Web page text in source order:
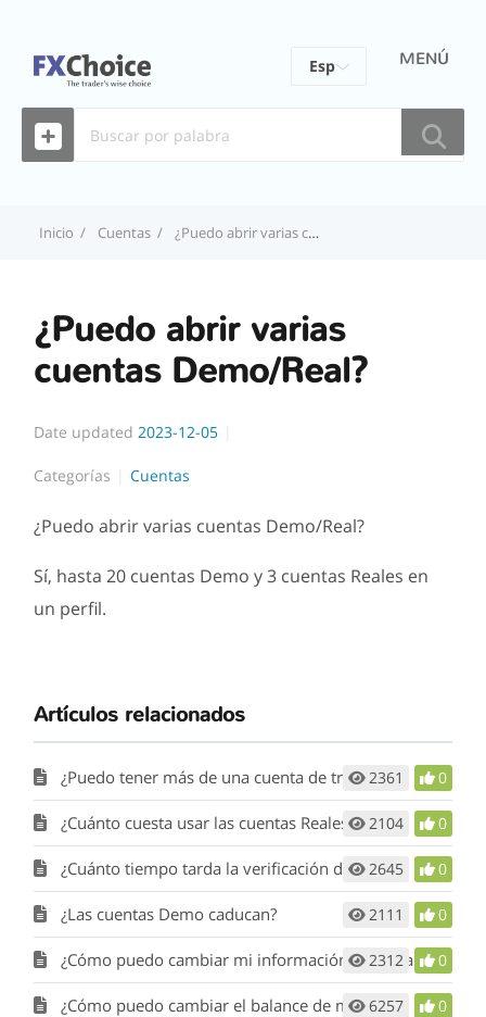
MENÚ
Inicio Cuentas ¿Puedo abrir varias cuentas Demo/Real?
¿Puedo abrir varias
cuentas Demo/Real?
Date updated 2023-12-05
Categorías Cuentas
¿Puedo abrir varias cuentas Demo/Real?
Sí, hasta 20 cuentas Demo y 3 cuentas Reales en
un perfil.
Artículos relacionados
¿Puedo tener más de una cuenta de trading?
2361 0
¿Cuánto cuesta usar las cuentas Reales? 2104 0
¿Cuánto tiempo tarda la verificación del perfil?
2645 0
¿Las cuentas Demo caducan? 2111 0
¿Cómo puedo cambiar mi información personal/de contacto?
2312 0
¿Cómo puedo cambiar el balance de mi cuenta Demo?
6257 0
Esp
ไทย